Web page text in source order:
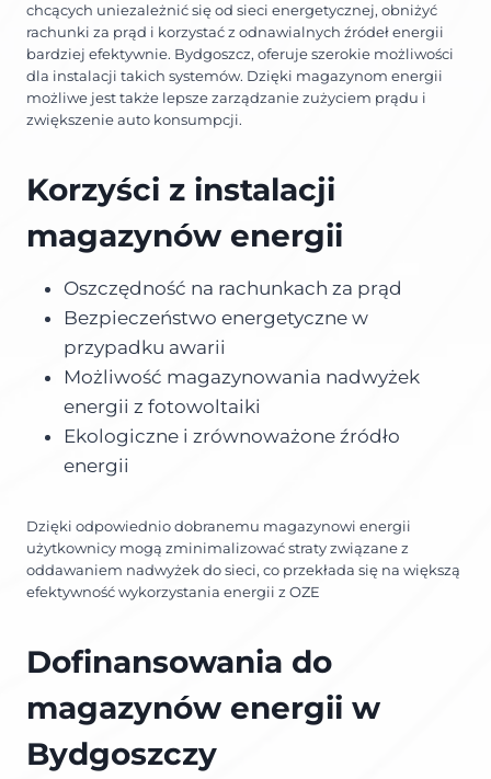
chcących uniezależnić się od sieci energetycznej, obniżyć
rachunki za prąd i korzystać z odnawialnych źródeł energii
bardziej efektywnie. Bydgoszcz, oferuje szerokie możliwości
dla instalacji takich systemów. Dzięki magazynom energii
możliwe jest także lepsze zarządzanie zużyciem prądu i
zwiększenie auto konsumpcji.
Korzyści z instalacji
magazynów energii
Oszczędność na rachunkach za prąd
Bezpieczeństwo energetyczne w
przypadku awarii
Możliwość magazynowania nadwyżek
energii z fotowoltaiki
Ekologiczne i zrównoważone źródło
energii
Dzięki odpowiednio dobranemu magazynowi energii
użytkownicy mogą zminimalizować straty związane z
oddawaniem nadwyżek do sieci, co przekłada się na większą
efektywność wykorzystania energii z OZE
Dofinansowania do
magazynów energii w
Bydgoszczy